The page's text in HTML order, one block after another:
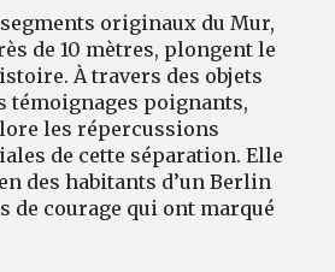
originaux du Mur,
de 10 mètres, plongent le
À travers des objets
témoignages poignants,
les répercussions
de cette séparation. Elle
des habitants d’un Berlin
de courage qui ont marqué